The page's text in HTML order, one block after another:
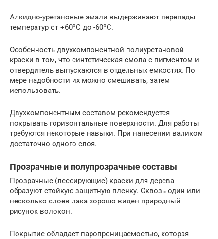
Алкидно-уретановые эмали выдерживают перепады
температур от +60ºС до -60ºС.
Особенность двухкомпонентной полиуретановой
краски в том, что синтетическая смола с пигментом и
отвердитель выпускаются в отдельных емкостях. По
мере надобности их можно смешивать, затем
использовать.
Двухкомпонентным составом рекомендуется
покрывать горизонтальные поверхности. Для работы
требуются некоторые навыки. При нанесении валиком
достаточно одного слоя.
Прозрачные и полупрозрачные составы
Прозрачные (лессирующие) краски для дерева
образуют стойкую защитную пленку. Сквозь один или
несколько слоев лака хорошо виден природный
рисунок волокон.
Покрытие обладает паропроницаемостью, которая